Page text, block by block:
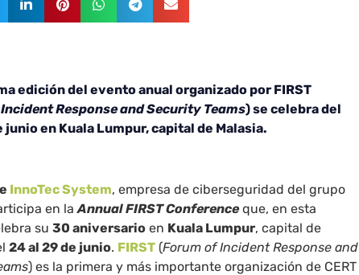
edición del evento anual organizado por FIRST
Response and Security Teams) se celebra del
junio en Kuala Lumpur, capital de Malasia.
InnoTec System, empresa de ciberseguridad del grupo
en laAnnual FIRST Conferenceque, en esta
su30 aniversario en Kuala Lumpur, capital de
24 al 29 de junio. FIRST (Forum of Incident Response and
) es la primera y más importante organización de CERT